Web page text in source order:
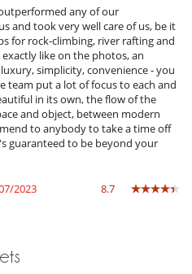
erhältlich
any of our
and took very well care of us, be it
for rock-climbing, river rafting and
like on the photos, an
simplicity, convenience - you
team put a lot of focus to each and
in its own, the flow of the
and object, between modern
to anybody to take a time off
guaranteed to be beyond your
2023 8.7